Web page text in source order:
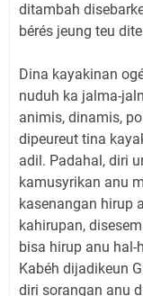
ditambah
bérés jeung teu
Dina kayakinan
nuduh ka jalma-
animis, dinamis,
dipeureut tina
adil. Padahal, diri
kamusyrikan anu
kasenangan hirup
kahirupan,
bisa hirup anu
Kabéh dijadikeun
diri sorangan anu